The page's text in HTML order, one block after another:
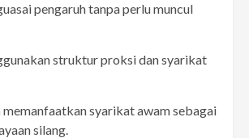
pengaruh tanpa perlu muncul
struktur proksi dan syarikat
syarikat awam sebagai
silang.